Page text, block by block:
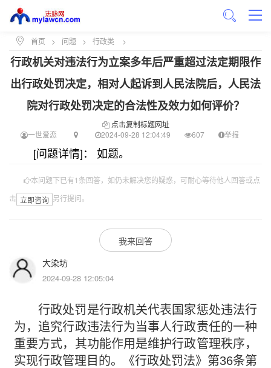
首页 > 问题 > 行政类 >
行政机关对违法行为立案多年后严重超过法定期限作
出行政处罚决定，相对人起诉到人民法院后，人民法
院对行政处罚决定的合法性及效力如何评价？
点击复制标题网址
一世爱恋
2024-09-28 12:04:49 607 举报
[问题详情]： 如题。
本问题下已有1条回答，如仍未解决您的疑惑，可耐心等待他人回答或点
击 立即咨询 另行提问。
我来回答
大染坊
2024-09-28 12:05:04
行政处罚是行政机关代表国家惩处违法行
为，追究行政违法行为当事人行政责任的一种
重要方式，其功能作用是维护行政管理秩序，
实现行政管理目的。《行政处罚法》第36条第